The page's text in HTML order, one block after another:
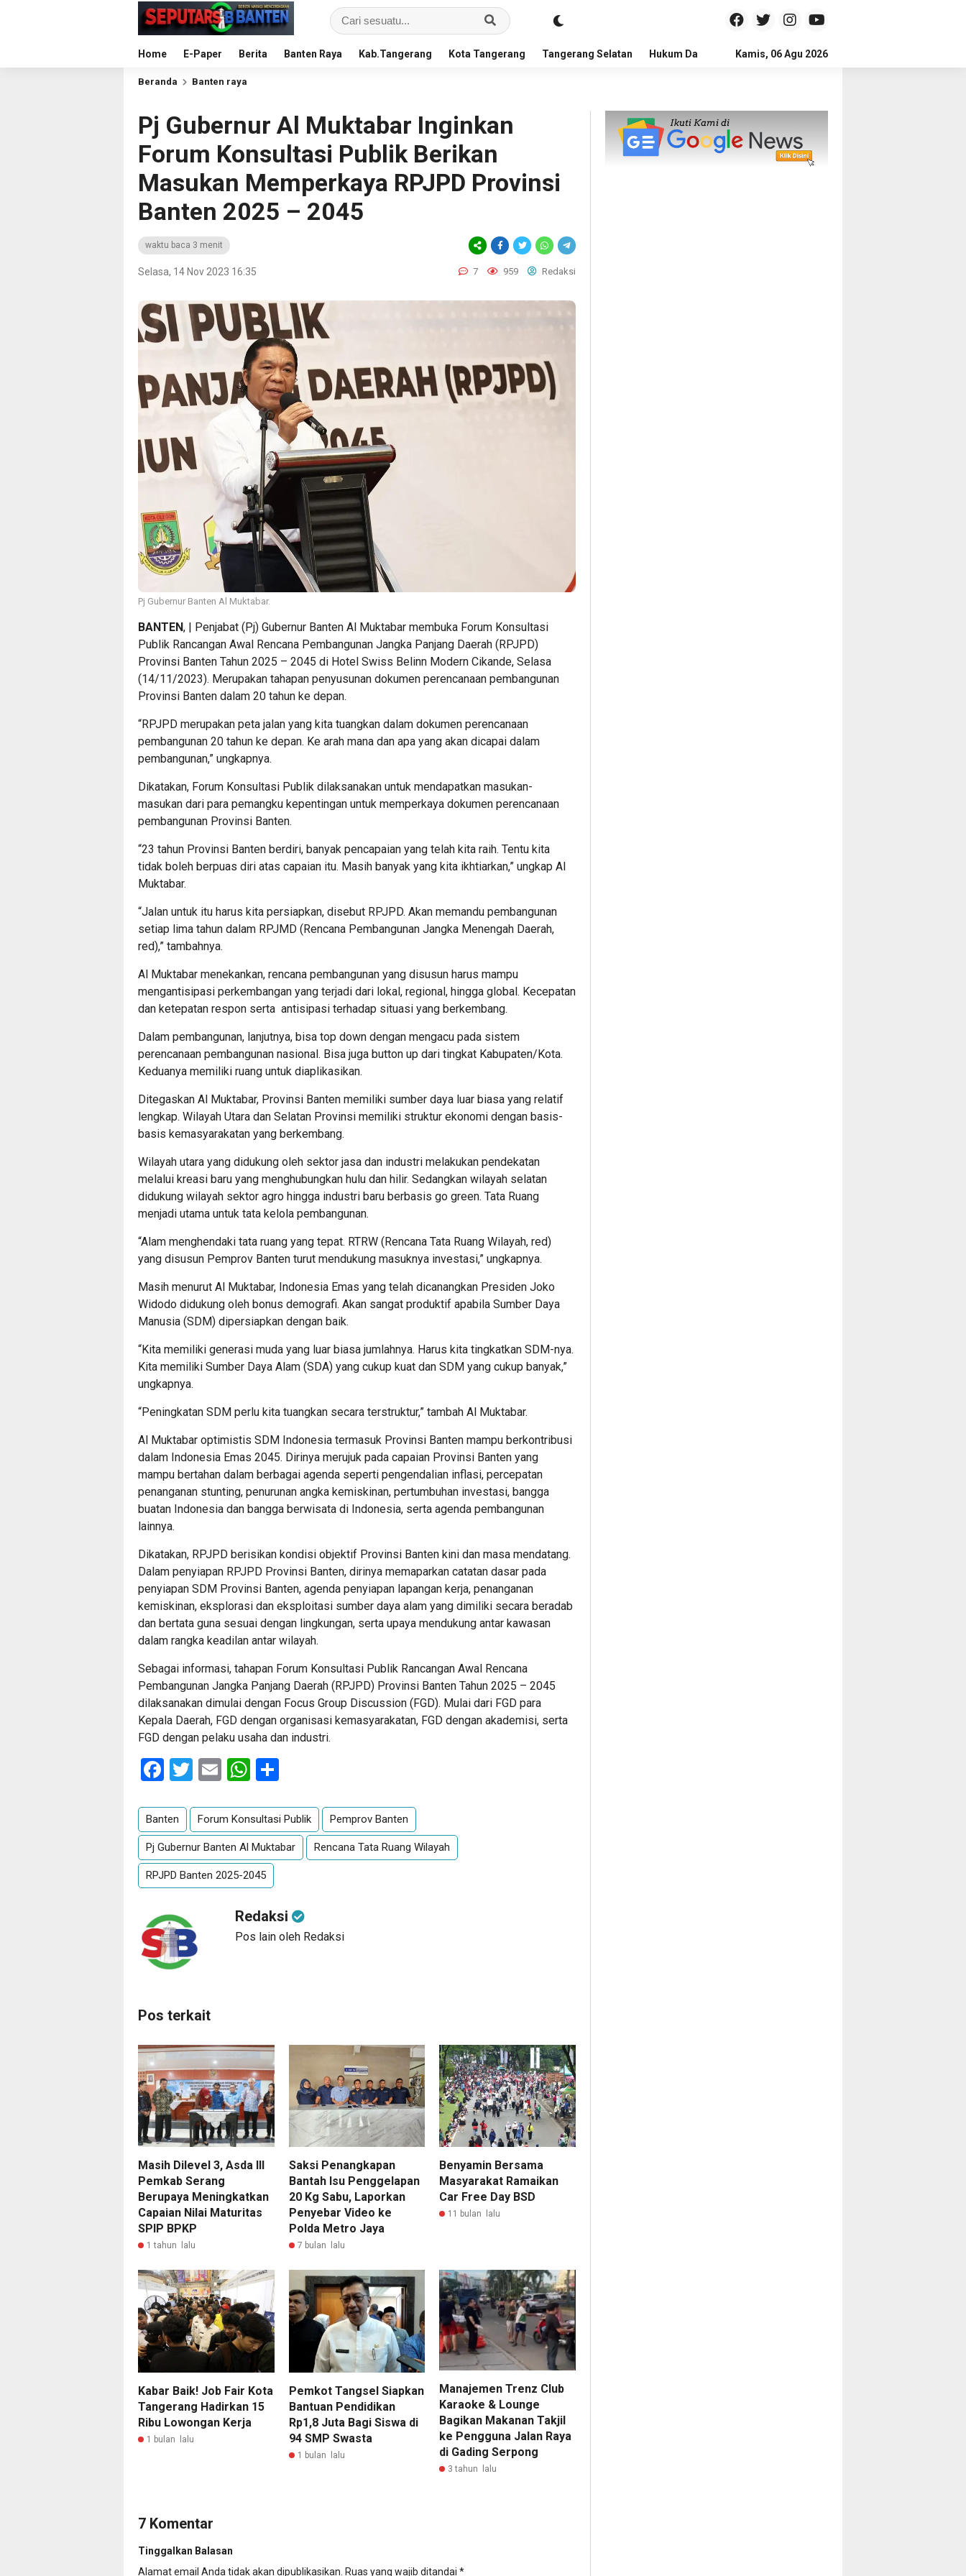
Home E-Paper Berita Banten Raya Kab.Tangerang Kota Tangerang Tangerang Selatan Hukum Dan Kriminal Politik Pendidikan
Kamis, 06 Agu 2026
Beranda Banten raya
Pj Gubernur Al Muktabar Inginkan
Forum Konsultasi Publik Berikan
Masukan Memperkaya RPJPD Provinsi
Banten 2025 – 2045
waktu baca 3 menit
Selasa, 14 Nov 2023 16:35 7 959 Redaksi
Pj Gubernur Banten Al Muktabar.
BANTEN, | Penjabat (Pj) Gubernur Banten Al Muktabar membuka Forum Konsultasi
Publik Rancangan Awal Rencana Pembangunan Jangka Panjang Daerah (RPJPD)
Provinsi Banten Tahun 2025 – 2045 di Hotel Swiss Belinn Modern Cikande, Selasa
(14/11/2023). Merupakan tahapan penyusunan dokumen perencanaan pembangunan
Provinsi Banten dalam 20 tahun ke depan.
“RPJPD merupakan peta jalan yang kita tuangkan dalam dokumen perencanaan
pembangunan 20 tahun ke depan. Ke arah mana dan apa yang akan dicapai dalam
pembangunan,” ungkapnya.
Dikatakan, Forum Konsultasi Publik dilaksanakan untuk mendapatkan masukan-
masukan dari para pemangku kepentingan untuk memperkaya dokumen perencanaan
pembangunan Provinsi Banten.
“23 tahun Provinsi Banten berdiri, banyak pencapaian yang telah kita raih. Tentu kita
tidak boleh berpuas diri atas capaian itu. Masih banyak yang kita ikhtiarkan,” ungkap Al
Muktabar.
“Jalan untuk itu harus kita persiapkan, disebut RPJPD. Akan memandu pembangunan
setiap lima tahun dalam RPJMD (Rencana Pembangunan Jangka Menengah Daerah,
red),” tambahnya.
Al Muktabar menekankan, rencana pembangunan yang disusun harus mampu
mengantisipasi perkembangan yang terjadi dari lokal, regional, hingga global. Kecepatan
dan ketepatan respon serta antisipasi terhadap situasi yang berkembang.
Dalam pembangunan, lanjutnya, bisa top down dengan mengacu pada sistem
perencanaan pembangunan nasional. Bisa juga button up dari tingkat Kabupaten/Kota.
Keduanya memiliki ruang untuk diaplikasikan.
Ditegaskan Al Muktabar, Provinsi Banten memiliki sumber daya luar biasa yang relatif
lengkap. Wilayah Utara dan Selatan Provinsi memiliki struktur ekonomi dengan basis-
basis kemasyarakatan yang berkembang.
Wilayah utara yang didukung oleh sektor jasa dan industri melakukan pendekatan
melalui kreasi baru yang menghubungkan hulu dan hilir. Sedangkan wilayah selatan
didukung wilayah sektor agro hingga industri baru berbasis go green. Tata Ruang
menjadi utama untuk tata kelola pembangunan.
“Alam menghendaki tata ruang yang tepat. RTRW (Rencana Tata Ruang Wilayah, red)
yang disusun Pemprov Banten turut mendukung masuknya investasi,” ungkapnya.
Masih menurut Al Muktabar, Indonesia Emas yang telah dicanangkan Presiden Joko
Widodo didukung oleh bonus demografi. Akan sangat produktif apabila Sumber Daya
Manusia (SDM) dipersiapkan dengan baik.
“Kita memiliki generasi muda yang luar biasa jumlahnya. Harus kita tingkatkan SDM-nya.
Kita memiliki Sumber Daya Alam (SDA) yang cukup kuat dan SDM yang cukup banyak,”
ungkapnya.
“Peningkatan SDM perlu kita tuangkan secara terstruktur,” tambah Al Muktabar.
Al Muktabar optimistis SDM Indonesia termasuk Provinsi Banten mampu berkontribusi
dalam Indonesia Emas 2045. Dirinya merujuk pada capaian Provinsi Banten yang
mampu bertahan dalam berbagai agenda seperti pengendalian inflasi, percepatan
penanganan stunting, penurunan angka kemiskinan, pertumbuhan investasi, bangga
buatan Indonesia dan bangga berwisata di Indonesia, serta agenda pembangunan
lainnya.
Dikatakan, RPJPD berisikan kondisi objektif Provinsi Banten kini dan masa mendatang.
Dalam penyiapan RPJPD Provinsi Banten, dirinya memaparkan catatan dasar pada
penyiapan SDM Provinsi Banten, agenda penyiapan lapangan kerja, penanganan
kemiskinan, eksplorasi dan eksploitasi sumber daya alam yang dimiliki secara beradab
dan bertata guna sesuai dengan lingkungan, serta upaya mendukung antar kawasan
dalam rangka keadilan antar wilayah.
Sebagai informasi, tahapan Forum Konsultasi Publik Rancangan Awal Rencana
Pembangunan Jangka Panjang Daerah (RPJPD) Provinsi Banten Tahun 2025 – 2045
dilaksanakan dimulai dengan Focus Group Discussion (FGD). Mulai dari FGD para
Kepala Daerah, FGD dengan organisasi kemasyarakatan, FGD dengan akademisi, serta
FGD dengan pelaku usaha dan industri.
Facebook
Twitter
EmailWhatsApp
Banten Forum Konsultasi Publik Pemprov Banten
Pj Gubernur Banten Al Muktabar Rencana Tata Ruang Wilayah
RPJPD Banten 2025-2045
Redaksi
Pos lain oleh Redaksi
Pos terkait
Masih Dilevel 3, Asda III
Pemkab Serang
Berupaya Meningkatkan
Capaian Nilai Maturitas
SPIP BPKP
1 tahun lalu
Saksi Penangkapan
Bantah Isu Penggelapan
20 Kg Sabu, Laporkan
Penyebar Video ke
Polda Metro Jaya
7 bulan lalu
Benyamin Bersama
Masyarakat Ramaikan
Car Free Day BSD
11 bulan lalu
Kabar Baik! Job Fair Kota
Tangerang Hadirkan 15
Ribu Lowongan Kerja
1 bulan lalu
Pemkot Tangsel Siapkan
Bantuan Pendidikan
Rp1,8 Juta Bagi Siswa di
94 SMP Swasta
1 bulan lalu
Manajemen Trenz Club
Karaoke & Lounge
Bagikan Makanan Takjil
ke Pengguna Jalan Raya
di Gading Serpong
3 tahun lalu
7 Komentar
Tinggalkan Balasan
Alamat email Anda tidak akan dipublikasikan. Ruas yang wajib ditandai *